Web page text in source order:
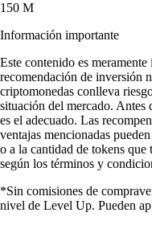
150 M
Información importante
Este contenido es
recomendación de inversión
criptomonedas conlleva
situación del mercado. Antes
es el adecuado. Las
ventajas mencionadas
o a la cantidad de tokens que
según los términos y
*Sin comisiones de
nivel de Level Up. Pueden